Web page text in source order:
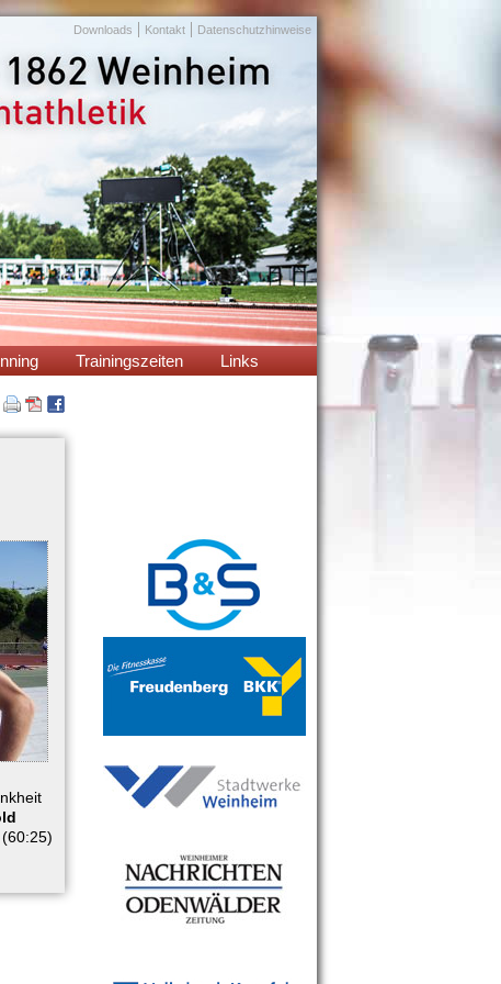
Navigation
Downloads Kontakt Datenschutzhinweise
Trainingszeiten Links